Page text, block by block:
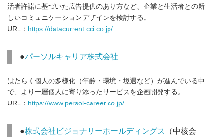
活者許諾に基づいた広告提供のあり方など、企業と生活者との新
しいコミュニケーションデザインを検討する。
URL： https://datacurrent.cci.co.jp/
●パーソルキャリア株式会社
はたらく個人の多様化（年齢・環境・境遇など）が進んでいる中
で、より一層個人に寄り添ったサービスを企画開発する。
URL： https://www.persol-career.co.jp/
●株式会社ビジョナリーホールディングス （中核会